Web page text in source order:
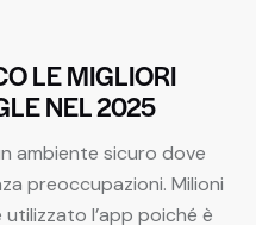
LE MIGLIORI
NEL 2025
ambiente sicuro dove
preoccupazioni. Milioni
l’app poiché è